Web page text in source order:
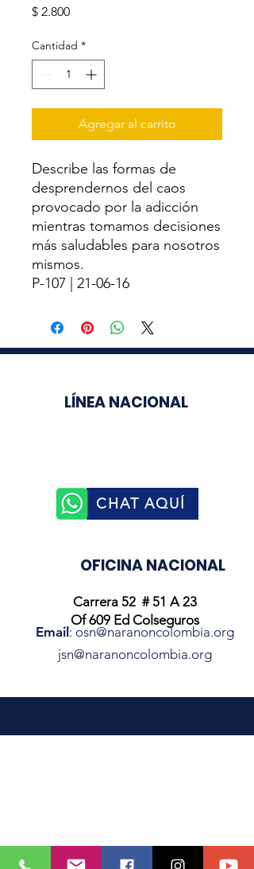
$ 2.800Precio
Cantidad *
Agregar al carrito
Describe las formas de
desprendernos del caos
provocado por la adicción
mientras tomamos decisiones
más saludables para nosotros
mismos.
P-107 | 21-06-16
Carrera 52 # 51 A 23
Of 609 Ed Colseguros
Email : osn@naranoncolombia.org
jsn@naranoncolombia.org
LÍNEA NACIONAL
CHAT AQUÍ
OFICINA NACIONAL